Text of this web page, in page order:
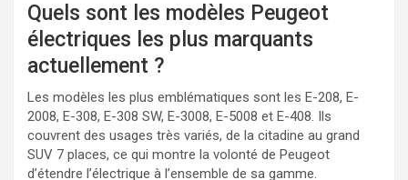
Quels sont les modèles Peugeot
électriques les plus marquants
actuellement ?
Les modèles les plus emblématiques sont les E-208, E-
2008, E-308, E-308 SW, E-3008, E-5008 et E-408. Ils
couvrent des usages très variés, de la citadine au grand
SUV 7 places, ce qui montre la volonté de Peugeot
d’étendre l’électrique à l’ensemble de sa gamme.